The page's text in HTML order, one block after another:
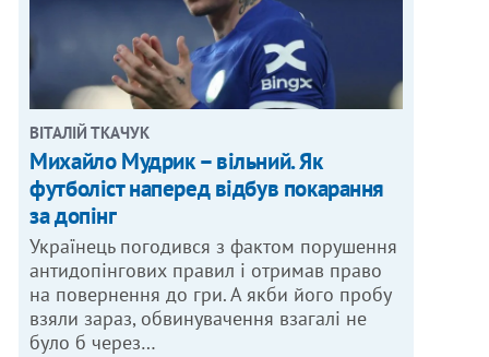
ВІТАЛІЙ ТКАЧУК
Михайло Мудрик – вільний. Як
футболіст наперед відбув покарання
за допінг
Українець погодився з фактом порушення
антидопінгових правил і отримав право
на повернення до гри. А якби його пробу
взяли зараз, обвинувачення взагалі не
було б через…